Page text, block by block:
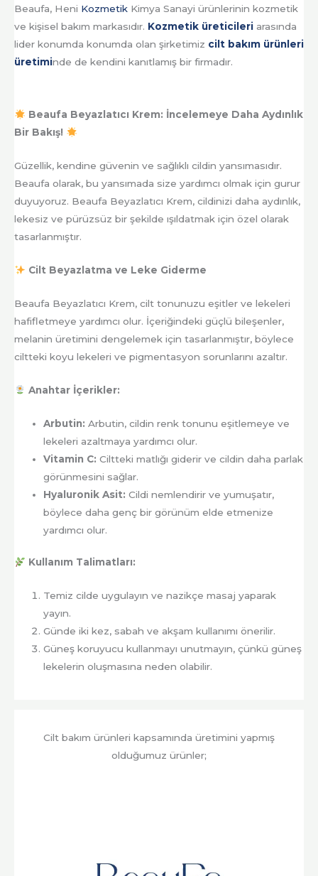
Beaufa, Heni Kozmetik Kimya Sanayi ürünlerinin kozmetik
ve kişisel bakım markasıdır. Kozmetik üreticileri arasında
lider konumda konumda olan şirketimiz cilt bakım ürünleri
üretiminde de kendini kanıtlamış bir firmadır.
Beaufa Beyazlatıcı Krem: İncelemeye Daha Aydınlık
Bir Bakış!
Güzellik, kendine güvenin ve sağlıklı cildin yansımasıdır.
Beaufa olarak, bu yansımada size yardımcı olmak için gurur
duyuyoruz. Beaufa Beyazlatıcı Krem, cildinizi daha aydınlık,
lekesiz ve pürüzsüz bir şekilde ışıldatmak için özel olarak
tasarlanmıştır.
Cilt Beyazlatma ve Leke Giderme
Beaufa Beyazlatıcı Krem, cilt tonunuzu eşitler ve lekeleri
hafifletmeye yardımcı olur. İçeriğindeki güçlü bileşenler,
melanin üretimini dengelemek için tasarlanmıştır, böylece
ciltteki koyu lekeleri ve pigmentasyon sorunlarını azaltır.
Anahtar İçerikler:
Arbutin: Arbutin, cildin renk tonunu eşitlemeye ve
lekeleri azaltmaya yardımcı olur.
Vitamin C: Ciltteki matlığı giderir ve cildin daha parlak
görünmesini sağlar.
Hyaluronik Asit: Cildi nemlendirir ve yumuşatır,
böylece daha genç bir görünüm elde etmenize
yardımcı olur.
Kullanım Talimatları:
Temiz cilde uygulayın ve nazikçe masaj yaparak
yayın.
Günde iki kez, sabah ve akşam kullanımı önerilir.
Güneş koruyucu kullanmayı unutmayın, çünkü güneş
lekelerin oluşmasına neden olabilir.
Cilt bakım ürünleri kapsamında üretimini yapmış
olduğumuz ürünler;